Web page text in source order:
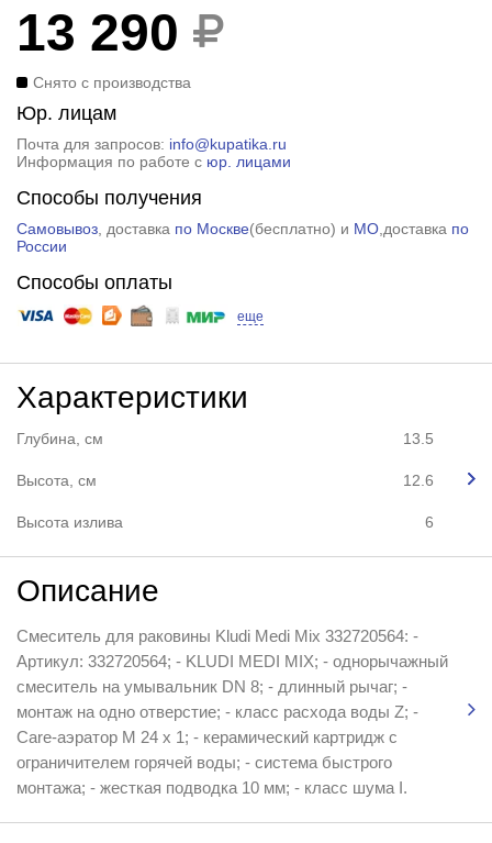
13 290
Снято с производства
Юр. лицам
Почта для запросов: info@kupatika.ru
Информация по работе с юр. лицами
Способы получения
Самовывоз, доставка по Москве(бесплатно) и МО,доставка по
России
Способы оплаты
еще
Характеристики
Глубина, см 13.5
Высота, см 12.6
Высота излива 6
Описание
Смеситель для раковины Kludi Medi Mix 332720564: -
Артикул: 332720564; - KLUDI MEDI MIX; - однорычажный
смеситель на умывальник DN 8; - длинный рычаг; -
монтаж на одно отверстие; - класс расхода воды Z; -
Care-аэратор M 24 x 1; - керамический картридж с
ограничителем горячей воды; - система быстрого
монтажа; - жесткая подводка 10 мм; - класс шума I.